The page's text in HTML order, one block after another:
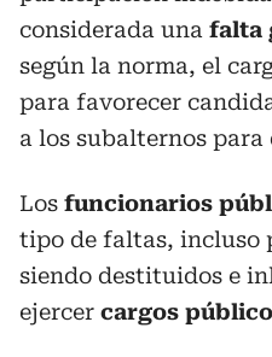
considerada una falta
según la norma, el
para favorecer
a los subalternos
Los funcionarios
tipo de faltas, incluso
siendo destituidos e
ejercer cargos